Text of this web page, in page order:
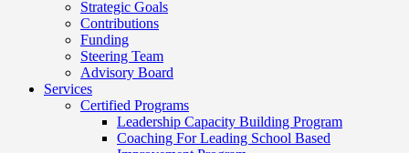
Strategic Goals
Contributions
Funding
Steering Team
Advisory Board
Services
Certified Programs
Leadership Capacity Building Program
Coaching For Leading School Based